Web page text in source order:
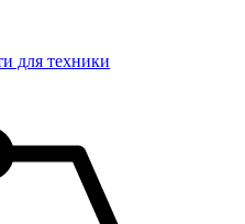
для техники